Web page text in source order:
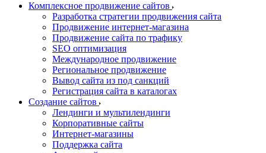
Комплексное продвижение сайтов
Разработка стратегии продвижения сайта
Продвижение интернет-магазина
Продвижение сайта по трафику
SEO оптимизация
Международное продвижение
Региональное продвижение
Вывод сайта из под санкций
Регистрация сайта в каталогах
Создание сайтов
Лендинги и мультилендинги
Корпоративные сайты
Интернет-магазины
Поддержка сайта